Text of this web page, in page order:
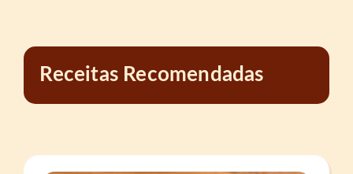
Receitas Recomendadas